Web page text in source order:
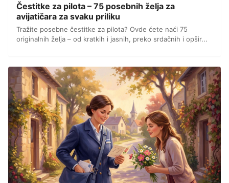
Čestitke za pilota – 75 posebnih želja za
avijatičara za svaku priliku
Tražite posebne čestitke za pilota? Ovde ćete naći 75
originalnih želja – od kratkih i jasnih, preko srdačnih i opšir...